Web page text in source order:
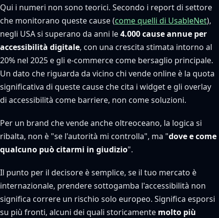
Qui i numeri non sono teorici. Secondo i report di settore
che monitorano queste cause (come quelli di UsableNet),
negli USA si superano da anni le4.000 cause annue per
accessibilità digitale, con una crescita stimata intorno al
20% nel 2025 e gli e-commerce come bersaglio principale.
Un dato che riguarda da vicino chi vende online è la quota
significativa di queste cause che cita i widget e gli overlay
di accessibilità come barriere, non come soluzioni.
Per un brand che vende anche oltreoceano, la logica si
ribalta, non è "se l'autorità mi controlla", ma "dove e come
qualcuno può citarmi in giudizio".
Il punto per il decisore è semplice, se il tuo mercato è
internazionale, prendere sottogamba l'accessibilità non
significa correre un rischio solo europeo. Significa esporsi
su più fronti, alcuni dei quali storicamente molto più